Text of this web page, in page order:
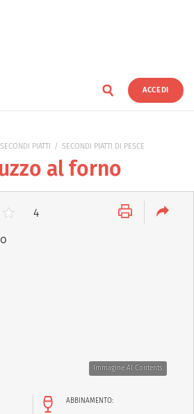
ACCEDI
SECONDI PIATTI SECONDI PIATTI DI PESCE
al forno
4
Immagine AI Contents
ABBINAMENTO: